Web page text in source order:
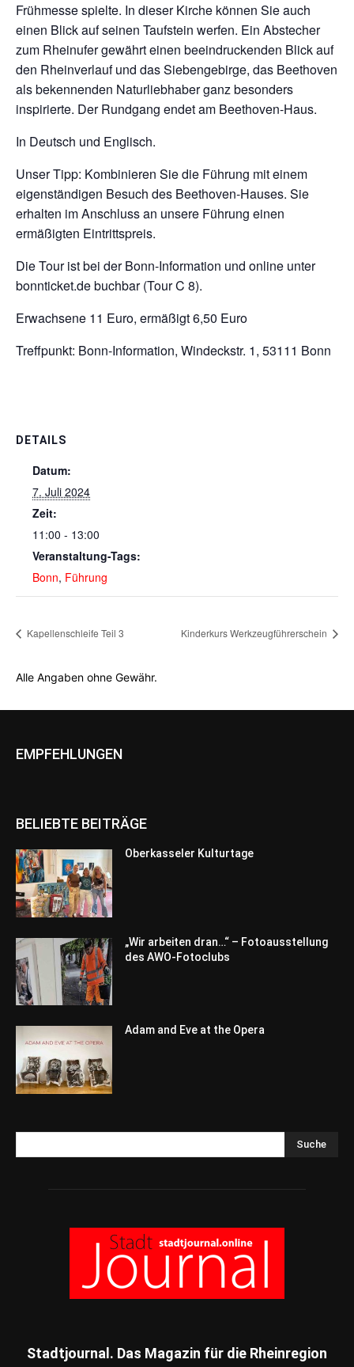
Frühmesse spielte. In dieser Kirche können Sie auch
einen Blick auf seinen Taufstein werfen. Ein Abstecher
zum Rheinufer gewährt einen beeindruckenden Blick auf
den Rheinverlauf und das Siebengebirge, das Beethoven
als bekennenden Naturliebhaber ganz besonders
inspirierte. Der Rundgang endet am Beethoven-Haus.
In Deutsch und Englisch.
Unser Tipp: Kombinieren Sie die Führung mit einem
eigenständigen Besuch des Beethoven-Hauses. Sie
erhalten im Anschluss an unsere Führung einen
ermäßigten Eintrittspreis.
Die Tour ist bei der Bonn-Information und online unter
bonnticket.de buchbar (Tour C 8).
Erwachsene 11 Euro, ermäßigt 6,50 Euro
Treffpunkt: Bonn-Information, Windeckstr. 1, 53111 Bonn
DETAILS
Datum:
7. Juli 2024
Zeit:
11:00 - 13:00
Veranstaltung-Tags:
Bonn, Führung
Kapellenschleife Teil 3 Kinderkurs Werkzeugführerschein
Alle Angaben ohne Gewähr.
EMPFEHLUNGEN
BELIEBTE BEITRÄGE
Oberkasseler Kulturtage
„Wir arbeiten dran…“ – Fotoausstellung
des AWO-Fotoclubs
Adam and Eve at the Opera
Suche
Stadtjournal. Das Magazin für die Rheinregion